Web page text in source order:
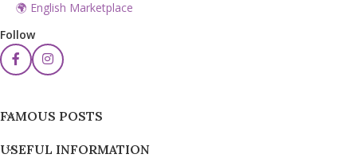
🌍 English Marketplace
Follow
FAMOUS POSTS
USEFUL INFORMATION